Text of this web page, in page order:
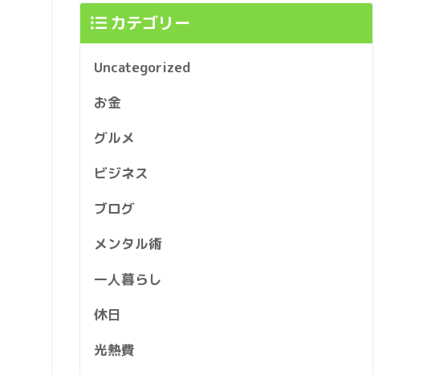
カテゴリー
Uncategorized
お金
グルメ
ビジネス
ブログ
メンタル術
一人暮らし
休日
光熱費